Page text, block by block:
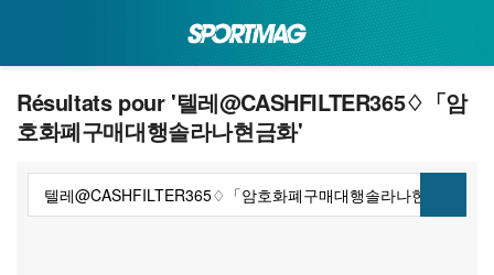
Résultats pour '텔레@CASHFILTER365♢「암
호화폐구매대행솔라나현금화'